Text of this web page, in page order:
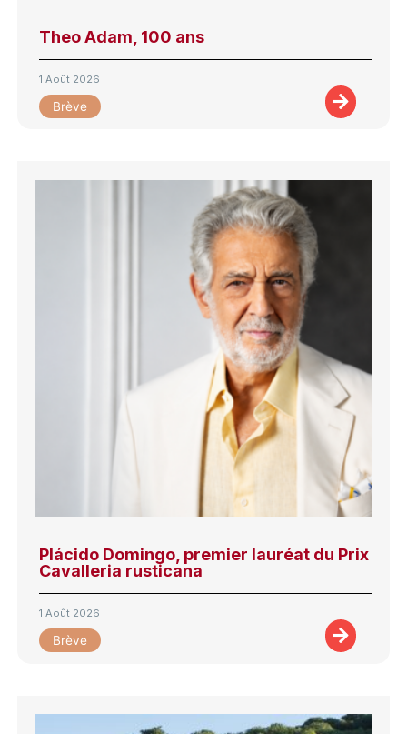
Theo Adam, 100 ans
1 Août 2026
Brève
Plácido Domingo, premier lauréat du Prix
Cavalleria rusticana
1 Août 2026
Brève